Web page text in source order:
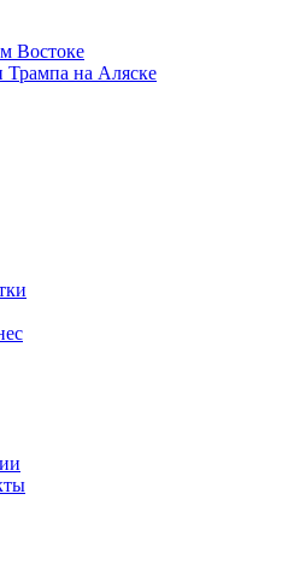
Востоке
Трампа на Аляске